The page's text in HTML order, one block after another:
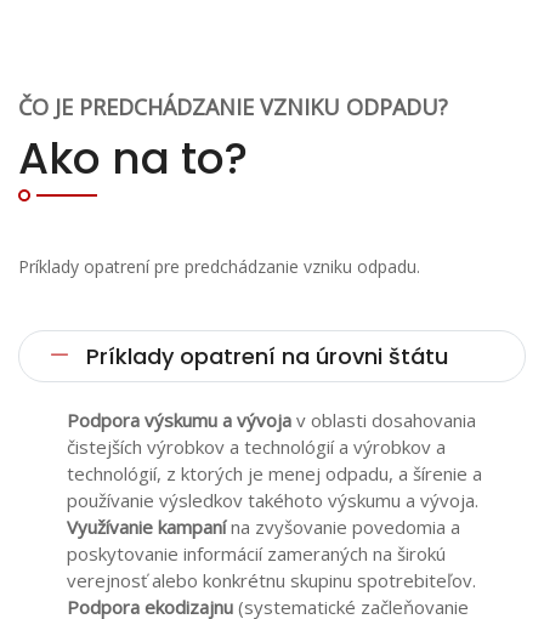
ČO JE PREDCHÁDZANIE VZNIKU ODPADU?
Ako na to?
Príklady opatrení pre predchádzanie vzniku odpadu.
Príklady opatrení na úrovni štátu
Podpora výskumu a vývoja v oblasti dosahovania
čistejších výrobkov a technológií a výrobkov a
technológií, z ktorých je menej odpadu, a šírenie a
používanie výsledkov takéhoto výskumu a vývoja.
Využívanie kampanína zvyšovanie povedomia a
poskytovanie informácií zameraných na širokú
verejnosť alebo konkrétnu skupinu spotrebiteľov.
Podpora ekodizajnu (systematické začleňovanie